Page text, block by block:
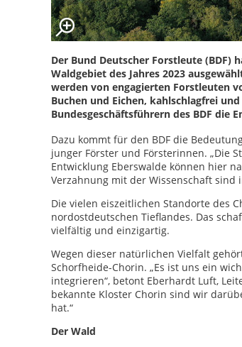
Der Bund Deutscher Forstleute (BDF)
Waldgebiet des Jahres 2023
werden von engagierten Forstleuten
Buchen und Eichen, kahlschlagfrei
Bundesgeschäftsführern des BDF die
Dazu kommt für den BDF die
junger Förster und Försterinnen. „Die
Entwicklung Eberswalde können hier
Verzahnung mit der Wissenschaft sind
Die vielen eiszeitlichen Standorte des
nordostdeutschen Tieflandes. Das
vielfältig und einzigartig.
Wegen dieser natürlichen Vielfalt
Schorfheide-Chorin. „Es ist uns ein
integrieren“, betont Eberhardt Luft,
bekannte Kloster Chorin sind wir
hat.“
Der Wald